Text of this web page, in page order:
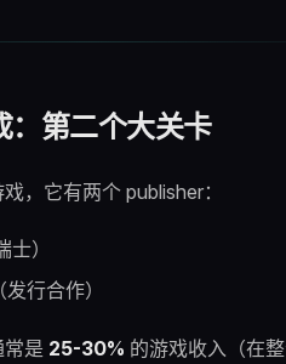
：第二个大关卡
，它有两个 publisher：
士）
发行合作）
是 25-30% 的游戏收入（在